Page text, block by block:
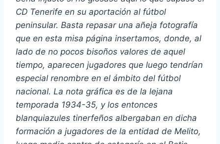
CD Tenerife en su aportación al fútbol
peninsular. Basta repasar una añeja fotografía
que en esta misa página insertamos, donde, al
lado de no pocos bisoños valores de aquel
tiempo, aparecen jugadores que luego tendrían
especial renombre en el ámbito del fútbol
nacional. La nota gráfica es de la lejana
temporada 1934-35, y los entonces
blanquiazules tinerfeños albergaban en dicha
formación a jugadores de la entidad de Melito,